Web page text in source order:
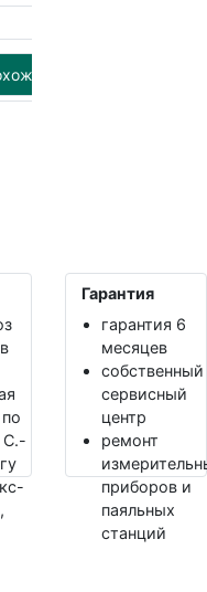
С.-
Гарантия
гарантия 6
месяцев
собственный
сервисный
центр
ремонт
приборов и
паяльных
станций